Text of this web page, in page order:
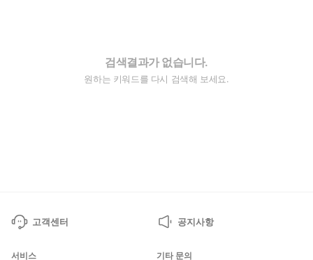
검색결과가 없습니다.
원하는 키워드를 다시 검색해 보세요.
고객센터 공지사항
서비스 기타 문의